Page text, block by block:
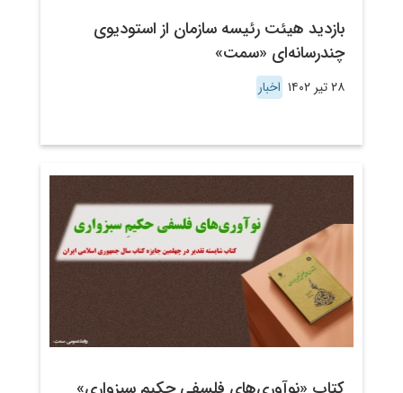
بازدید هیئت رئیسه سازمان از استودیوی
چندرسانه‌ای «سمت»
۲۸ تیر ۱۴۰۲ اخبار